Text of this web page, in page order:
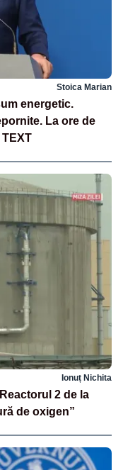
Stoica Marian
energetic.
La ore de
Ionuț Nichita
2 de la
de oxigen”